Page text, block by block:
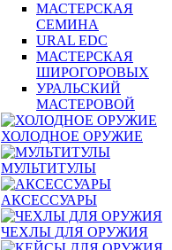
МАСТЕРСКАЯ
СЕМИНА
URAL EDC
МАСТЕРСКАЯ
ШИРОГОРОВЫХ
УРАЛЬСКИЙ
МАСТЕРОВОЙ
ХОЛОДНОЕ ОРУЖИЕ
МУЛЬТИТУЛЫ
АКСЕССУАРЫ
ЧЕХЛЫ ДЛЯ ОРУЖИЯ